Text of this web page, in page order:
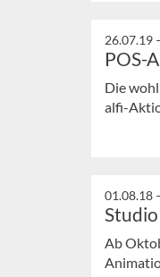
26.07.19
POS-
Die
alfi-
01.08.18
Ab